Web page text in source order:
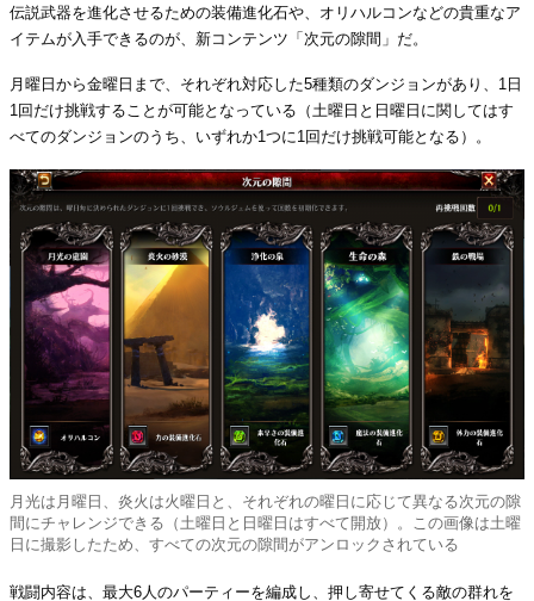
伝説武器を進化させるための装備進化石や、オリハルコンなどの貴重なア
イテムが入手できるのが、新コンテンツ「次元の隙間」だ。
月曜日から金曜日まで、それぞれ対応した5種類のダンジョンがあり、1日
1回だけ挑戦することが可能となっている（土曜日と日曜日に関してはす
べてのダンジョンのうち、いずれか1つに1回だけ挑戦可能となる）。
月光は月曜日、炎火は火曜日と、それぞれの曜日に応じて異なる次元の隙
間にチャレンジできる（土曜日と日曜日はすべて開放）。この画像は土曜
日に撮影したため、すべての次元の隙間がアンロックされている
戦闘内容は、最大6人のパーティーを編成し、押し寄せてくる敵の群れを